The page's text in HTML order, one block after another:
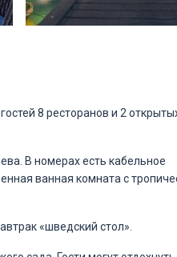
8 ресторанов и 2
В номерах есть кабельное
ванная комната с
«шведский стол».